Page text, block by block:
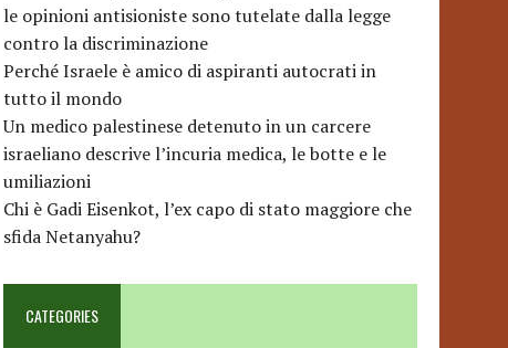
le opinioni antisioniste sono tutelate dalla legge
contro la discriminazione
Perché Israele è amico di aspiranti autocrati in
tutto il mondo
Un medico palestinese detenuto in un carcere
israeliano descrive l’incuria medica, le botte e le
umiliazioni
Chi è Gadi Eisenkot, l’ex capo di stato maggiore che
sfida Netanyahu?
CATEGORIES